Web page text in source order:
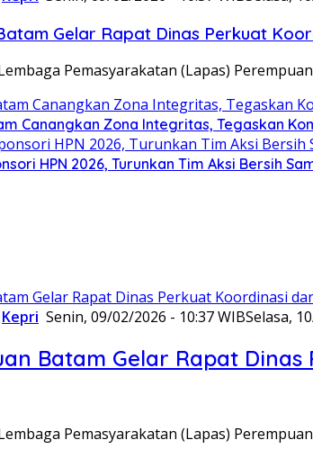
Gelar Rapat Dinas Perkuat
Pemasyarakatan (Lapas)
Canangkan Zona Integritas, Tegaskan
HPN 2026, Turunkan Tim Aksi Bersih
Kepri Senin, 09/02/2026 - 10:37 WIBSelasa,
Batam Gelar Rapat
Pemasyarakatan (Lapas)